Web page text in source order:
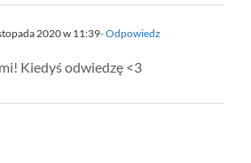
2020 w 11:39- Odpowiedz
Kiedyś odwiedzę <3